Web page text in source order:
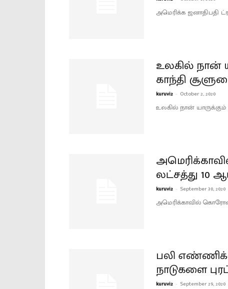
அமெரிக்க ஜனாதிபதி
உலகில் நான்
காந்தி
kuruvi2 - October 2, 2020
உலகில் நான்
லட்சத்து 10
kuruvi2 - September 30, 2020
அமெரிக்காவில்
பலி
நாடுகளை
kuruvi2 - September 29, 2020